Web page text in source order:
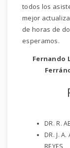
todos los
mejor
de horas de
esperamos.
Fernando
DR. R.
DR. J. A.
REYES